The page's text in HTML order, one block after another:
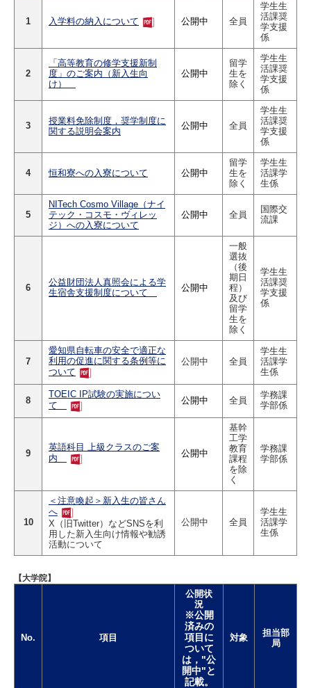
1 入学料の納入について 公開中 全員
学生生
活課奨
学支援
係
2
「高等教育の修学支援新制
度」のご案内（新入生向
け）
公開中
留学
生を
除く
学生生
活課奨
学支援
係
3
授業料免除制度，奨学制度に
関する説明会案内
公開中 全員
学生生
活課奨
学支援
係
4 恒和寮への入寮について 公開中
留学
生を
除く
学生生
活課学
生係
5
NITech Cosmo Village（ナイ
テック・コスモ・ヴィレッ
ジ）への入寮について
公開中 全員
国際交
流課
6
公益財団法人真照会による学
生宿舎支援制度について
公開中
一般
選抜
（後
期日
程）
及び
留学
生を
除く
学生生
活課奨
学支援
係
7
愛知県自転車の安全で適正な
利用の促進に関する条例等に
ついて
公開中 全員
学生生
活課学
生係
8
TOEIC IP試験の実施につい
て
公開中 全員
学務課
学部係
9
英語科目 上級クラスのご案
内
公開中
基幹
工学
教育
課程
を除
く
学務課
学部係
10
＜注意喚起＞新入生の皆さん
へ
X（旧Twitter）などSNSを利
用した新入生向け情報や勧誘
活動について
公開中 全員
学生生
活課学
生係
【大学院】
No. 項目
公開状
況
※公開
済みの
項目に
ついて
は，"公
開中"と
記載。
対象
担当部
局